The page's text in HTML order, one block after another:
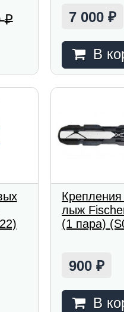
₽ 7 000₽
В
лыж
(1 пара)
900₽
В